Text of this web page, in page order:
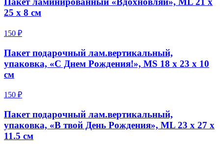
25 х 8 см
150 ₽
Пакет подарочный лам.вертикальный,
упаковка, «С Днем Рождения!», MS 18 х 23 х 10
см
150 ₽
Пакет подарочный лам.вертикальный,
упаковка, «В твой День Рождения», ML 23 х 27 х
11.5 см